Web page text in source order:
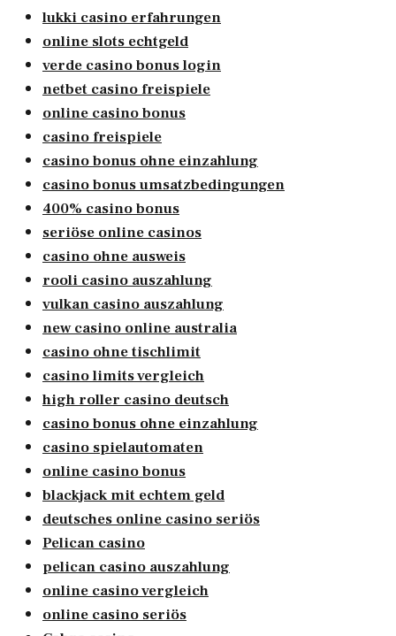
lukki casino erfahrungen
online slots echtgeld
verde casino bonus login
netbet casino freispiele
online casino bonus
casino freispiele
casino bonus ohne einzahlung
casino bonus umsatzbedingungen
400% casino bonus
seriöse online casinos
casino ohne ausweis
rooli casino auszahlung
vulkan casino auszahlung
new casino online australia
casino ohne tischlimit
casino limits vergleich
high roller casino deutsch
casino bonus ohne einzahlung
casino spielautomaten
online casino bonus
blackjack mit echtem geld
deutsches online casino seriös
Pelican casino
pelican casino auszahlung
online casino vergleich
online casino seriös